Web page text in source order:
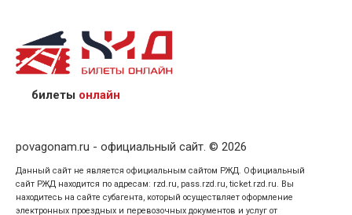
назвав кассиру 14-значный номер заказа;
предъявив удостоверение личности пассажира, на
кого оформлен билет.
билеты онлайн
povagonam.ru - официальный сайт. © 2026
Данный сайт не является официальным сайтом РЖД. Официальный
сайт РЖД находится по адресам: rzd.ru, pass.rzd.ru, ticket.rzd.ru. Вы
находитесь на сайте субагента, который осуществляет оформление
электронных проездных и перевозочных документов и услуг от